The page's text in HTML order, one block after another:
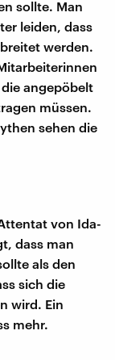
sollte. Man
leiden, dass
werden.
angepöbelt
müssen.
sehen die
von Ida-
dass man
als den
sich die
wird. Ein
mehr.